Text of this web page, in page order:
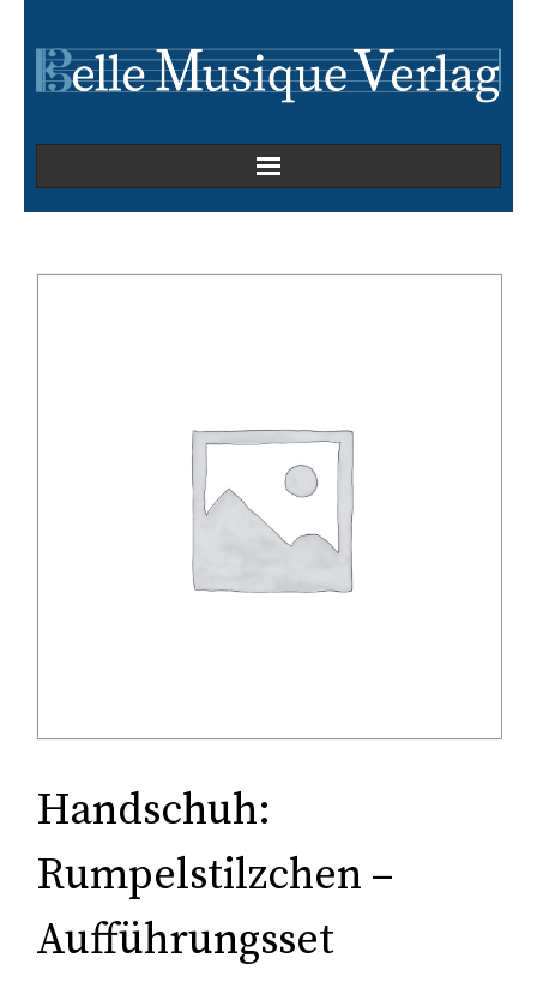
Home
Kammermusik
Tonträger (Audio-Video)
Handschuh:
Rumpelstilzchen –
Aufführungsset